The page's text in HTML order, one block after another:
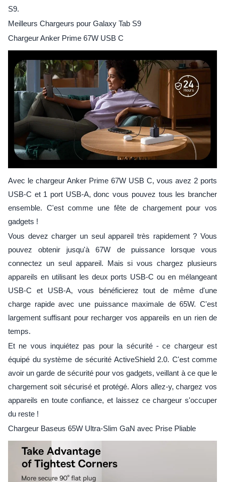
S9.
Meilleurs Chargeurs pour Galaxy Tab S9
Chargeur Anker Prime 67W USB C
Avec le chargeur Anker Prime 67W USB C, vous avez 2 ports
USB-C et 1 port USB-A, donc vous pouvez tous les brancher
ensemble. C'est comme une fête de chargement pour vos
gadgets !
Vous devez charger un seul appareil très rapidement ? Vous
pouvez obtenir jusqu'à 67W de puissance lorsque vous
connectez un seul appareil. Mais si vous chargez plusieurs
appareils en utilisant les deux ports USB-C ou en mélangeant
USB-C et USB-A, vous bénéficierez tout de même d'une
charge rapide avec une puissance maximale de 65W. C'est
largement suffisant pour recharger vos appareils en un rien de
temps.
Et ne vous inquiétez pas pour la sécurité - ce chargeur est
équipé du système de sécurité ActiveShield 2.0. C'est comme
avoir un garde de sécurité pour vos gadgets, veillant à ce que le
chargement soit sécurisé et protégé. Alors allez-y, chargez vos
appareils en toute confiance, et laissez ce chargeur s'occuper
du reste !
Chargeur Baseus 65W Ultra-Slim GaN avec Prise Pliable